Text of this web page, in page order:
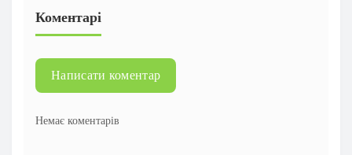
Коментарі
Написати коментар
Немає коментарів